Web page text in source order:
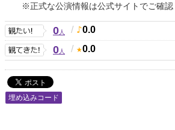
※正式な公演情報は公式サイトでご確認
0人 / 0.0
0人 / 0.0
埋め込みコード